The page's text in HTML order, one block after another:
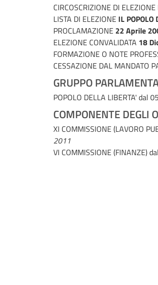
CIRCOSCRIZIONE DI ELEZIONE
LISTA DI ELEZIONE IL POPOLO
PROCLAMAZIONE 22 Aprile
ELEZIONE CONVALIDATA 18
FORMAZIONE O NOTE
CESSAZIONE DAL MANDATO
GRUPPO
POPOLO DELLA LIBERTA'dal
COMPONENTE DEGLI
XI COMMISSIONE (LAVORO
2011
VI COMMISSIONE (FINANZE)